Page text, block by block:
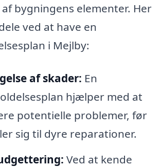
bygningens elementer. Her
ved at have en
i Mejlby:
af skader: En
hjælper med at
potentielle problemer, før
sig til dyre reparationer.
Ved at kende